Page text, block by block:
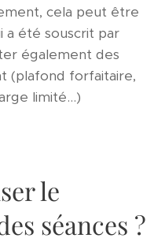
cela peut être
a été souscrit par
également des
(plafond forfaitaire,
limité...)
le
séances ?